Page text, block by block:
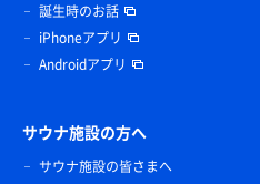
誕生時のお話
iPhoneアプリ
Androidアプリ
サウナ施設の方へ
サウナ施設の皆さまへ